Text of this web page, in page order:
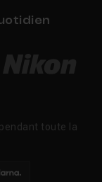
toute la